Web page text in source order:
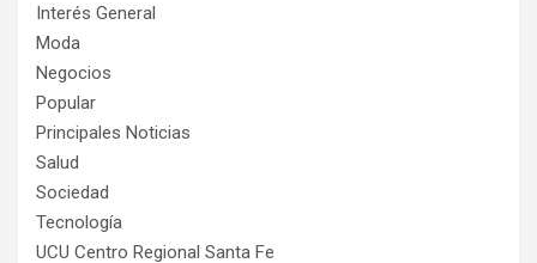
Interés General
Moda
Negocios
Popular
Principales Noticias
Salud
Sociedad
Tecnología
UCU Centro Regional Santa Fe